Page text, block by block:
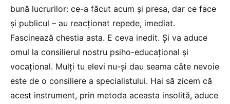
bună lucrurilor: ce-a făcut acum și presa, dar ce face
și publicul – au reacționat repede, imediat.
Fascinează chestia asta. E ceva inedit. Și va aduce
omul la consilierul nostru psiho-educațional și
vocațional. Mulți tu elevi nu-și dau seama câte nevoie
este de o consiliere a specialistului. Hai să zicem că
acest instrument, prin metoda aceasta insolită, aduce